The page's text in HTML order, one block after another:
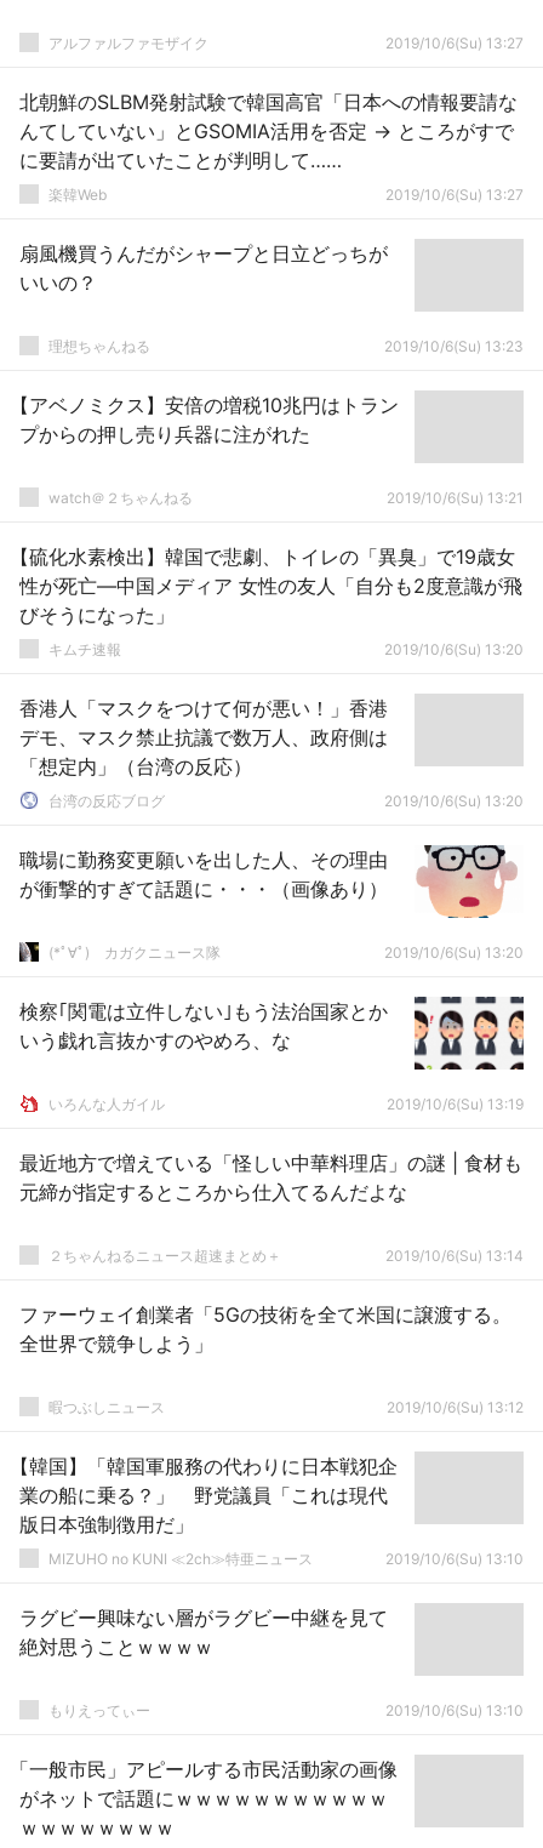
アルファルファモザイク 2019/10/6(Su) 13:27
北朝鮮のSLBM発射試験で韓国高官「日本への情報要請な
んてしていない」とGSOMIA活用を否定 → ところがすで
に要請が出ていたことが判明して……
楽韓Web 2019/10/6(Su) 13:27
扇風機買うんだがシャープと日立どっちが
いいの？
理想ちゃんねる 2019/10/6(Su) 13:23
【アベノミクス】安倍の増税10兆円はトラン
プからの押し売り兵器に注がれた
watch＠２ちゃんねる 2019/10/6(Su) 13:21
【硫化水素検出】韓国で悲劇、トイレの「異臭」で19歳女
性が死亡―中国メディア 女性の友人「自分も2度意識が飛
びそうになった」
キムチ速報 2019/10/6(Su) 13:20
香港人「マスクをつけて何が悪い！」香港
デモ、マスク禁止抗議で数万人、政府側は
「想定内」（台湾の反応）
台湾の反応ブログ 2019/10/6(Su) 13:20
職場に勤務変更願いを出した人、その理由
が衝撃的すぎて話題に・・・（画像あり）
(*ﾟ∀ﾟ)ゞカガクニュース隊 2019/10/6(Su) 13:20
検察｢関電は立件しない｣もう法治国家とか
いう戯れ言抜かすのやめろ、な
いろんな人ガイル 2019/10/6(Su) 13:19
最近地方で増えている「怪しい中華料理店」の謎 | 食材も
元締が指定するところから仕入てるんだよな
２ちゃんねるニュース超速まとめ＋ 2019/10/6(Su) 13:14
ファーウェイ創業者「5Gの技術を全て米国に譲渡する。
全世界で競争しよう」
暇つぶしニュース 2019/10/6(Su) 13:12
【韓国】「韓国軍服務の代わりに日本戦犯企
業の船に乗る？」 野党議員「これは現代
版日本強制徴用だ」
MIZUHO no KUNI ≪2ch≫特亜ニュース 2019/10/6(Su) 13:10
ラグビー興味ない層がラグビー中継を見て
絶対思うことｗｗｗｗ
もりえってぃー 2019/10/6(Su) 13:10
「一般市民」アピールする市民活動家の画像
がネットで話題にｗｗｗｗｗｗｗｗｗｗｗ
ｗｗｗｗｗｗｗｗ